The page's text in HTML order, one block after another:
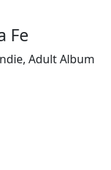
Fe
Adult Album